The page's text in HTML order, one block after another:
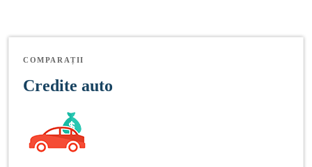
COMPARAȚII
Credite auto